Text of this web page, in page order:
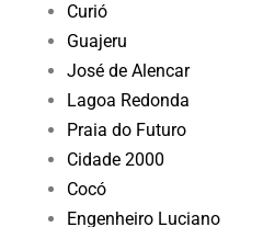
Curió
Guajeru
José de Alencar
Lagoa Redonda
Praia do Futuro
Cidade 2000
Cocó
Engenheiro Luciano